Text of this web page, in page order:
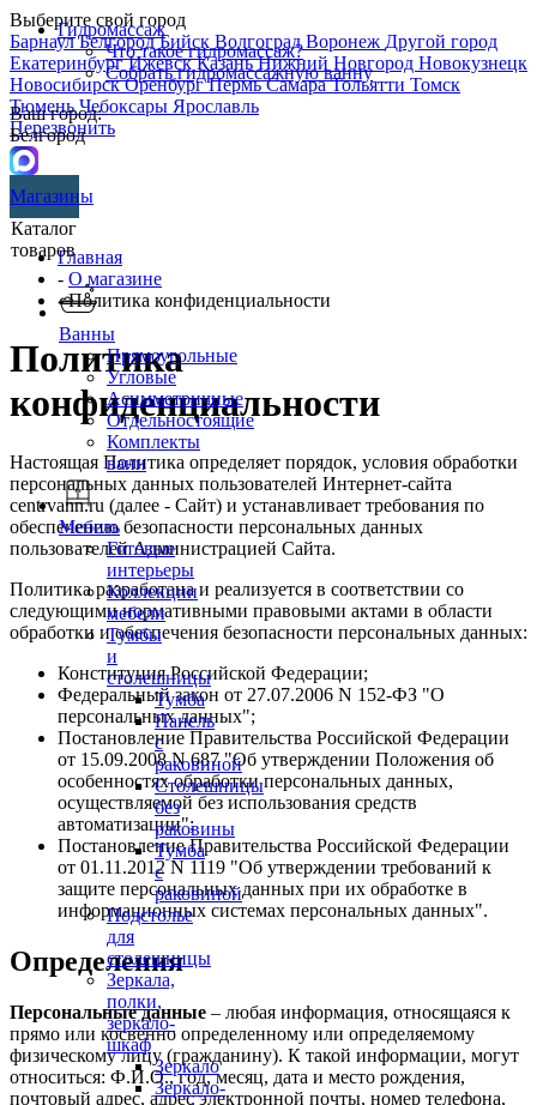
Выберите свой город
БарнаулБелгородБийск ВолгоградВоронеж Другой город
ЕкатеринбургИжевскКазаньНижний Новгород Новокузнецк
НовосибирскОренбургПермьСамараТольятти Томск
ТюменьЧебоксары Ярославль
Перезвонить
Гидромассаж
Что такое гидромассаж?
Собрать гидромассажную ванну
Ваш город:
Белгород
Магазины
Каталог
товаров
Ванны
Прямоугольные
Угловые
Асимметричные
Отдельностоящие
Комплекты
ванн
Мебель
Готовые
интерьеры
Коллекции
мебели
Тумбы
и
столешницы
Тумба
Панель
с
раковиной
Столешницы
без
раковины
Тумба
с
раковиной
Подстолье
для
столешницы
Зеркала,
полки,
зеркало-
шкаф
Зеркало
Зеркало-
Главная
- О магазине
- Политика конфиденциальности
Политика
конфиденциальности
Настоящая Политика определяет порядок, условия обработки
персональных данных пользователей Интернет-сайта
centrvann.ru (далее - Сайт) и устанавливает требования по
обеспечению безопасности персональных данных
пользователей Администрацией Сайта.
Политика разработана и реализуется в соответствии со
следующими нормативными правовыми актами в области
обработки и обеспечения безопасности персональных данных:
Конституция Российской Федерации;
Федеральный закон от 27.07.2006 N 152-ФЗ "О
персональных данных";
Постановление Правительства Российской Федерации
от 15.09.2008 N 687 "Об утверждении Положения об
особенностях обработки персональных данных,
осуществляемой без использования средств
автоматизации";
Постановление Правительства Российской Федерации
от 01.11.2012 N 1119 "Об утверждении требований к
защите персональных данных при их обработке в
информационных системах персональных данных".
Определения
Персональные данные – любая информация, относящаяся к
прямо или косвенно определенному или определяемому
физическому лицу (гражданину). К такой информации, могут
относиться: Ф.И.О., год, месяц, дата и место рождения,
почтовый адрес, адрес электронной почты, номер телефона,